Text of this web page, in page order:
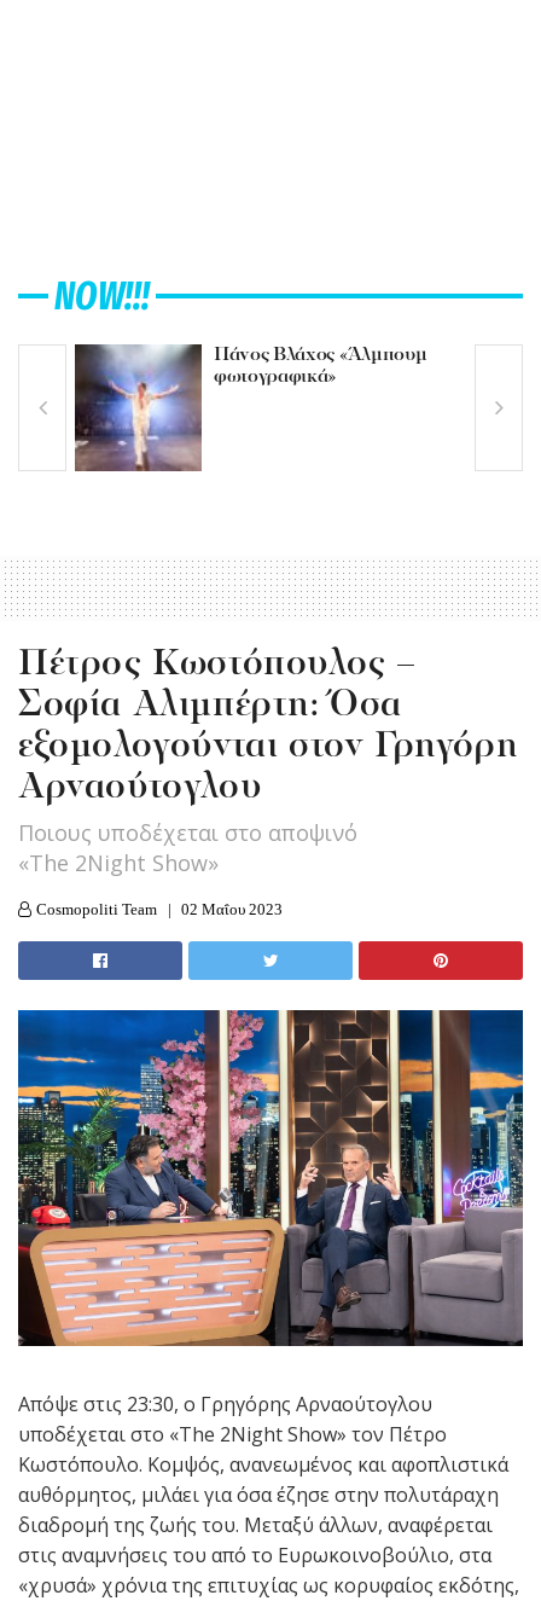
NOW!!!
Πάνος Βλάχος «Άλμπουμ
φωτογραφικά»
Πέτρος Κωστόπουλος –
Σοφία Αλιμπέρτη: Όσα
εξομολογούνται στον Γρηγόρη
Αρναούτογλου
Ποιους υποδέχεται στο αποψινό
«The 2Night Show»
Cosmopoliti Team 02 Μαΐου 2023
Απόψε στις 23:30, ο Γρηγόρης Αρναούτογλου
υποδέχεται στο «The 2Night Show» τον Πέτρο
Κωστόπουλο. Κομψός, ανανεωμένος και αφοπλιστικά
αυθόρμητος, μιλάει για όσα έζησε στην πολυτάραχη
διαδρομή της ζωής του. Μεταξύ άλλων, αναφέρεται
στις αναμνήσεις του από το Ευρωκοινοβούλιο, στα
«χρυσά» χρόνια της επιτυχίας ως κορυφαίος εκδότης,